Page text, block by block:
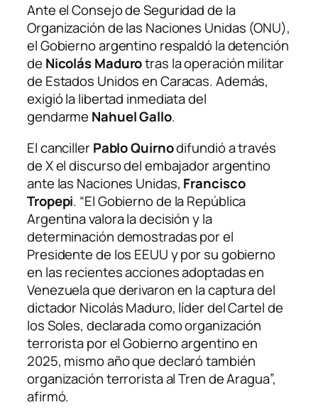
Ante el Consejo de Seguridad de la
Organización de las Naciones Unidas (ONU),
el Gobierno argentino respaldó la detención
de Nicolás Madurotras la operación militar
de Estados Unidos en Caracas. Además,
exigió la libertad inmediata del
gendarme Nahuel Gallo.
El cancillerPablo Quirnodifundió a través
de X el discurso del embajador argentino
ante las Naciones Unidas, Francisco
Tropepi. “El Gobierno de la República
Argentina valora la decisión y la
determinación demostradas por el
Presidente de los EEUU y por su gobierno
en las recientes acciones adoptadas en
Venezuela que derivaron en la captura del
dictador Nicolás Maduro, líder del Cartel de
los Soles, declarada como organización
terrorista por el Gobierno argentino en
2025, mismo año que declaró también
organización terrorista al Tren de Aragua”,
afirmó.